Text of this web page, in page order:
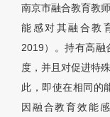
南京市融合教育教
能感对其融合教
2019）。持有高融
度，并且对促进特
此，即使在相同的
因融合教育效能